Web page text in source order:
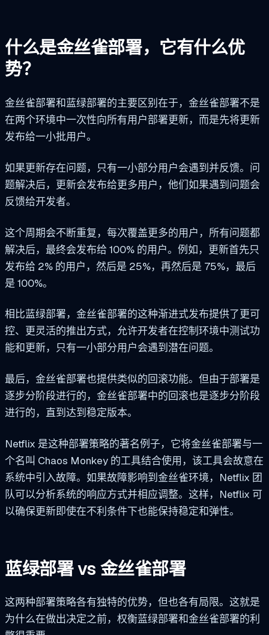
什么是金丝雀部署，它有什么优
势？
金丝雀部署和蓝绿部署的主要区别在于，金丝雀部署不是
在两个环境中一次性向所有用户部署更新，而是先将更新
发布给一小批用户。
如果更新存在问题，只有一小部分用户会遇到并反馈。问
题解决后，更新会发布给更多用户，他们如果遇到问题会
反馈给开发者。
这个周期会不断重复，每次覆盖更多的用户，所有问题都
解决后，最终会发布给 100% 的用户。例如，更新首先只
发布给 2% 的用户，然后是 25%，再然后是 75%，最后
是 100%。
相比蓝绿部署，金丝雀部署的这种渐进式发布提供了更可
控、更灵活的推出方式，允许开发者在控制环境中测试功
能和更新，只有一小部分用户会遇到潜在问题。
最后，金丝雀部署也提供类似的回滚功能。但由于部署是
逐步分阶段进行的，金丝雀部署中的回滚也是逐步分阶段
进行的，直到达到稳定版本。
Netflix 是这种部署策略的著名例子，它将金丝雀部署与一
个名叫 Chaos Monkey 的工具结合使用，该工具会故意在
系统中引入故障。如果故障影响到金丝雀环境，Netflix 团
队可以分析系统的响应方式并相应调整。这样，Netflix 可
以确保更新即使在不利条件下也能保持稳定和弹性。
蓝绿部署 vs 金丝雀部署
这两种部署策略各有独特的优势，但也各有局限。这就是
为什么在做出决定之前，权衡蓝绿部署和金丝雀部署的利